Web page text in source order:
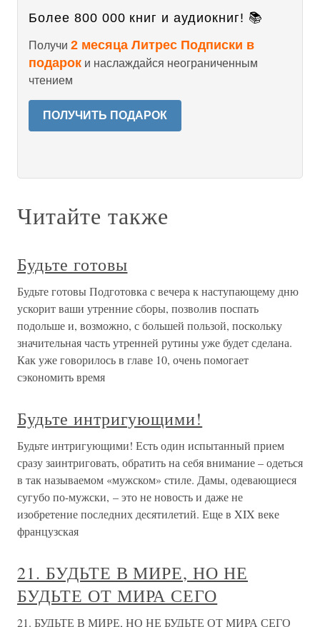
Более 800 000 книг и аудиокниг! 📚
Получи 2 месяца Литрес Подписки в
подарок и наслаждайся неограниченным
чтением
ПОЛУЧИТЬ ПОДАРОК
Читайте также
Будьте готовы
Будьте готовы Подготовка с вечера к наступающему дню
ускорит ваши утренние сборы, позволив поспать
подольше и, возможно, с большей пользой, поскольку
значительная часть утренней рутины уже будет сделана.
Как уже говорилось в главе 10, очень помогает
сэкономить время
Будьте интригующими!
Будьте интригующими! Есть один испытанный прием
сразу заинтриговать, обратить на себя внимание – одеться
в так называемом «мужском» стиле. Дамы, одевающиеся
сугубо по-мужски, – это не новость и даже не
изобретение последних десятилетий. Еще в XIX веке
французская
21. БУДЬТЕ В МИРЕ, НО НЕ
БУДЬТЕ ОТ МИРА СЕГО
21. БУДЬТЕ В МИРЕ, НО НЕ БУДЬТЕ ОТ МИРА СЕГО